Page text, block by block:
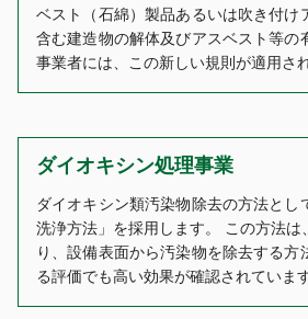
ベスト（石綿）製品あるいは吹き付け
含む建造物の解体及びアスベスト等の
事業者には、この新しい規則が適用さ
ダイオキシン処理事業
ダイオキシン類汚染物除去の方法とし
洗浄方法」を採用します。 この方法は
り、設備表面から汚染物を除去する方
る評価でも高い効果が確認されています